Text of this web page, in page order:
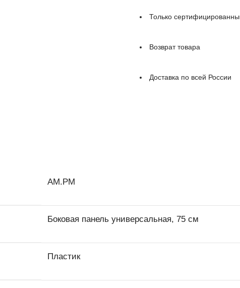
Только
Возврат товара
Доставка по всей России
AM.PM
Боковая панель универсальная, 75 см
Пластик